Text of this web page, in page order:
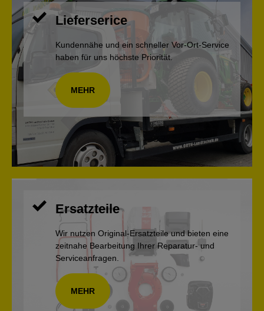
Lieferserice
Kundennähe und ein schneller Vor-Ort-Service
haben für uns höchste Priorität.
MEHR
Ersatzteile
Wir nutzen Original-Ersatzteile und bieten eine
zeitnahe Bearbeitung Ihrer Reparatur- und
Serviceanfragen.
MEHR